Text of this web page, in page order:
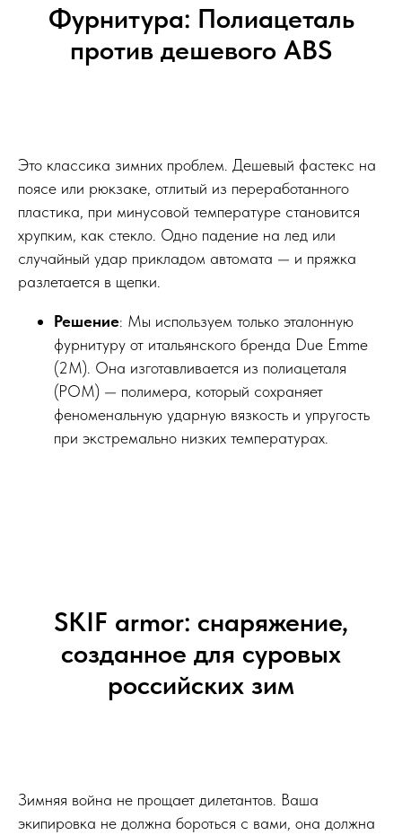
Фурнитура: Полиацеталь
против дешевого ABS
Это классика зимних проблем. Дешевый фастекс на
поясе или рюкзаке, отлитый из переработанного
пластика, при минусовой температуре становится
хрупким, как стекло. Одно падение на лед или
случайный удар прикладом автомата — и пряжка
разлетается в щепки.
Решение: Мы используем только эталонную
фурнитуру от итальянского бренда Due Emme
(2M). Она изготавливается из полиацеталя
(POM) — полимера, который сохраняет
феноменальную ударную вязкость и упругость
при экстремально низких температурах.
SKIF armor: снаряжение,
созданное для суровых
российских зим
Зимняя война не прощает дилетантов. Ваша
экипировка не должна бороться с вами, она должна